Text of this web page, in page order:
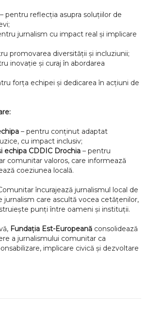
– pentru reflecția asupra soluțiilor de
jurnalism cu impact real și implicare
promovarea diversității și incluziunii;
inovație și curaj în abordarea
forța echipei și dedicarea în acțiuni de
– pentru conținut adaptat
cu impact inclusiv;
echipa CDDIC Drochia – pentru
comunitar valoros, care informează
coeziunea locală.
încurajează jurnalismul local de
jurnalism care ascultă vocea cetățenilor,
punți între oameni și instituții.
Fundația Est-Europeană consolidează
a jurnalismului comunitar ca
implicare civică și dezvoltare